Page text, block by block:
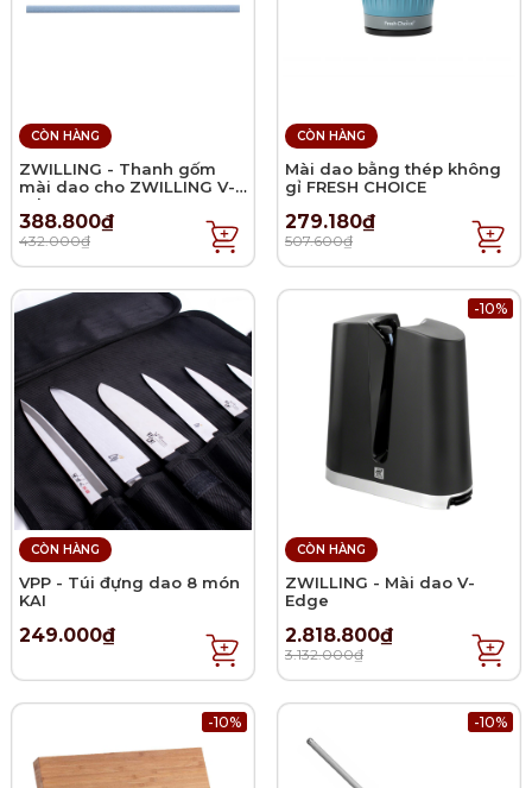
CÒN HÀNG
ZWILLING - Thanh gốm
mài dao cho ZWILLING V-
edge
388.800₫
432.000₫
CÒN HÀNG
Mài dao bằng thép không
gỉ FRESH CHOICE
279.180₫
507.600₫
CÒN HÀNG
VPP - Túi đựng dao 8 món
KAI
249.000₫
-10%
CÒN HÀNG
ZWILLING - Mài dao V-
Edge
2.818.800₫
3.132.000₫
-10% -10%